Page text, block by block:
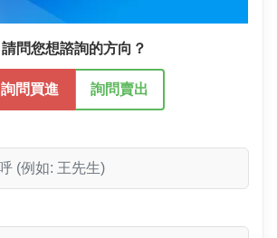
請問您想諮詢的方向？
詢問買進 詢問賣出